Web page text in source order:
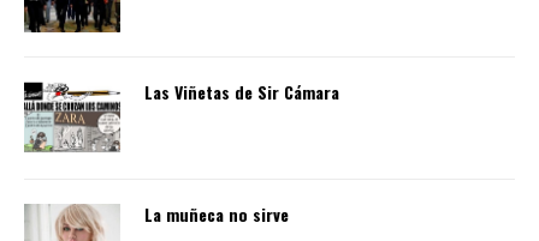
Las Viñetas de Sir Cámara
La muñeca no sirve